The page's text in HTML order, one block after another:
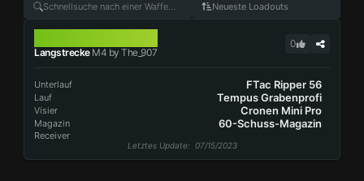
Neueste Loadouts
LangstreckeM4 by The_907
0
Unterlauf FTac Ripper 56
Lauf Tempus Grabenprofi
Visier Cronen Mini Pro
Magazin 60-Schuss-Magazin
Receiver
Letztes Update: 07/15/2023